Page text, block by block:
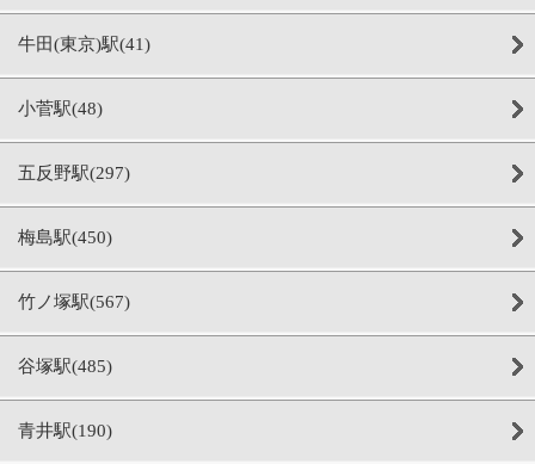
牛田(東京)駅(41)
小菅駅(48)
五反野駅(297)
梅島駅(450)
竹ノ塚駅(567)
谷塚駅(485)
青井駅(190)